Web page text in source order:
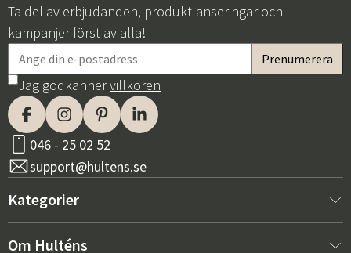
Ta del av erbjudanden, produktlanseringar och
kampanjer först av alla!
Jag godkännervillkoren
046 - 25 02 52
support@hultens.se
Kategorier
Nytt hos oss
Om Hulténs